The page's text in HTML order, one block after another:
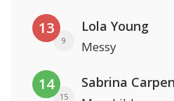
13
9
Lola Young
Messy
14
15
Sabrina